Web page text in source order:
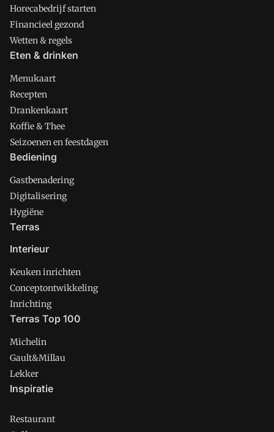
Horecabedrijf starten
Financieel gezond
Wetten & regels
Eten & drinken
Menukaart
Recepten
Drankenkaart
Koffie & Thee
Seizoenen en feestdagen
Bediening
Gastbenadering
Digitalisering
Hygiëne
Terras
Interieur
Keuken inrichten
Conceptontwikkeling
Inrichting
Terras Top 100
Michelin
Gault&Millau
Lekker
Inspiratie
Restaurant